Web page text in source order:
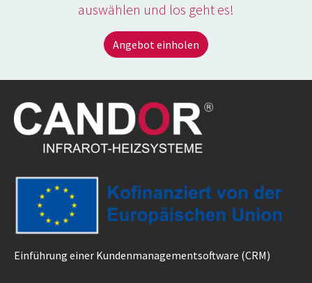
auswählen und los geht es!
Angebot einholen
Einführung einer Kundenmanagementsoftware (CRM)